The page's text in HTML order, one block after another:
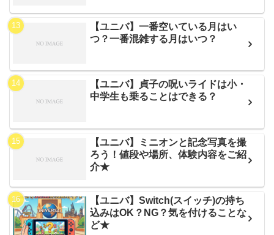
【ユニバ】一番空いている月はい
つ？一番混雑する月はいつ？
【ユニバ】貞子の呪いライドは小・
中学生も乗ることはできる？
【ユニバ】ミニオンと記念写真を撮
ろう！値段や場所、体験内容をご紹
介★
【ユニバ】Switch(スイッチ)の持ち
込みはOK？NG？気を付けることな
ど★